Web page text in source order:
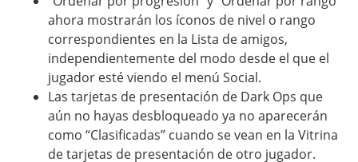
ahora mostrarán los íconos de nivel o rango
correspondientes en la Lista de amigos,
independientemente del modo desde el que el
jugador esté viendo el menú Social.
Las tarjetas de presentación de Dark Ops que
aún no hayas desbloqueado ya no aparecerán
como “Clasificadas” cuando se vean en la Vitrina
de tarjetas de presentación de otro jugador.